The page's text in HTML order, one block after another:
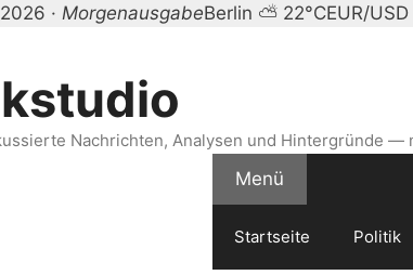
· MorgenausgabeBerlin ⛅ 22°CEUR/
Nachrichten, Analysen und Hintergründe
Menü
Startseite Politik